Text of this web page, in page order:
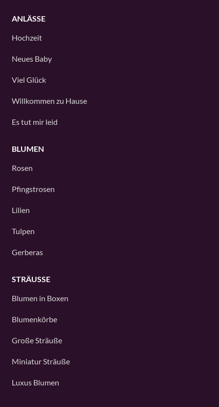
ANLÄSSE
Hochzeit
Neues Baby
Viel Glück
Willkommen zu Hause
Es tut mir leid
BLUMEN
Rosen
Pfingstrosen
Lilien
Tulpen
Gerberas
STRÄUSSE
Blumen in Boxen
Blumenkörbe
Große Sträuße
Miniatur Sträuße
Luxus Blumen